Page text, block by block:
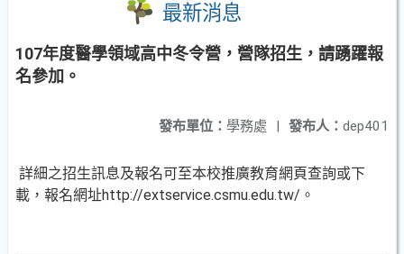
最新消息
107年度醫學領域高中冬令營，營隊招生，請踴躍報
名參加。
發布人： dep401
發布單位： 學務處 |
詳細之招生訊息及報名可至本校推廣教育網頁查詢或下
載，報名網址http://extservice.csmu.edu.tw/。